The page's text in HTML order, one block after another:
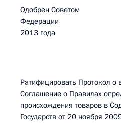
Одобрен Советом
Федерации 25
2013 года
Ратифицировать Протокол о
Соглашение о Правилах
происхождения товаров в
Государств от 20 ноября